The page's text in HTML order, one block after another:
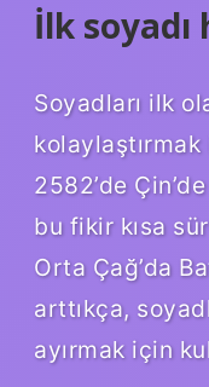
İlk soyadı
Soyadları ilk
kolaylaştırmak
2582’de
bu fikir kısa
Orta Çağ’da
arttıkça,
ayırmak için